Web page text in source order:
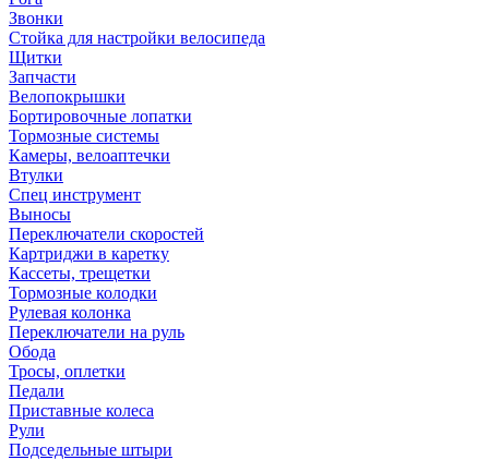
Звонки
Стойка для настройки велосипеда
Щитки
Запчасти
Велопокрышки
Бортировочные лопатки
Тормозные системы
Камеры, велоаптечки
Втулки
Спец инструмент
Выносы
Переключатели скоростей
Картриджи в каретку
Кассеты, трещетки
Тормозные колодки
Рулевая колонка
Переключатели на руль
Обода
Тросы, оплетки
Педали
Приставные колеса
Рули
Подседельные штыри